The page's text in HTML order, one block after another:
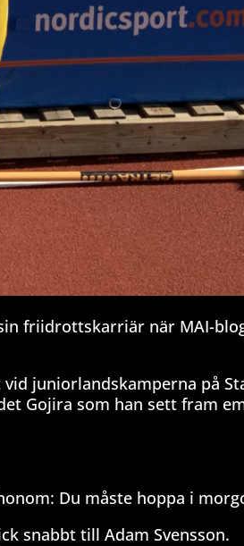
friidrottskarriär när MAI-
juniorlandskamperna på
Gojira som han sett fram
Du måste hoppa i
snabbt till Adam Svensson.